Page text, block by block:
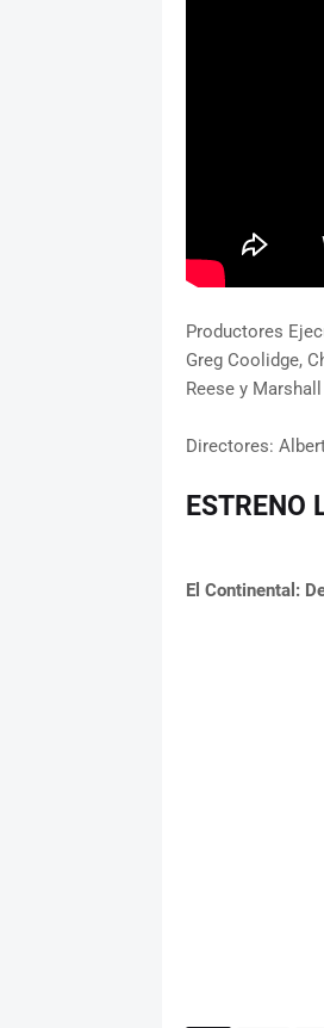
Productores
Greg Coolidge,
Reese y
Directores:
ESTRENO
El Continental: